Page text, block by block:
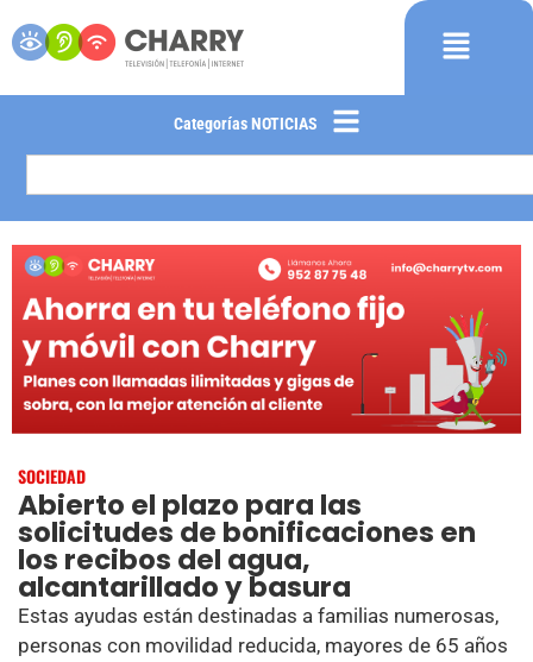
Categorías NOTICIAS
SOCIEDAD
Abierto el plazo para las
solicitudes de bonificaciones en
los recibos del agua,
alcantarillado y basura
Estas ayudas están destinadas a familias numerosas,
personas con movilidad reducida, mayores de 65 años